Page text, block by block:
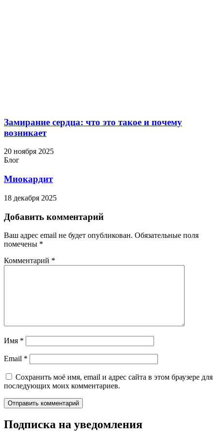
Замирание сердца: что это такое и почему
возникает
20 ноября 2025
Блог
Миокардит
18 декабря 2025
Добавить комментарий
Ваш адрес email не будет опубликован. Обязательные поля
помечены *
Комментарий *
Имя *
Email *
Сохранить моё имя, email и адрес сайта в этом браузере для
последующих моих комментариев.
Подписка на уведомления